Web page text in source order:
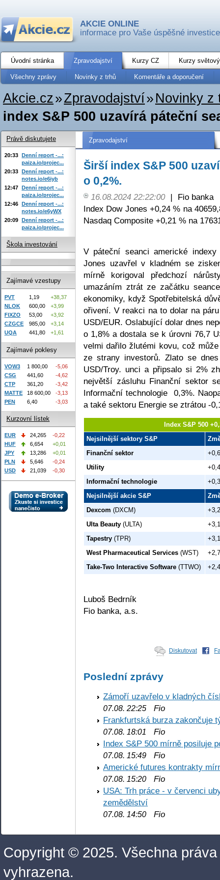
AKCIE ONLINE
informace pro Vaše úspěšné investice
Úvodní stránka Zpravodajství Kurzy CZ Kurzy
Všechny zprávy Novinky z trhů Komentáře a doporučení
Akcie.cz»Zpravodajství» Novinky z
index S&P 500 uzavírá páteční
Zpravodajství
Širší index S&P 500
o 0,2%.
16.08.2024 22:22:00 |
Fio banka
Index Dow Jones +0,24 % na
Nasdaq Composite +0,21 % na
V páteční seanci americké
Jones uzavřel v kladném se
mírně korigoval předchozí
umazáním ztrát ze začátku
ekonomiky, když Spotřebitelská
ořivení. V reakci na to dolar na
USD/EUR. Oslabující dolar dnes
o 1,8% a dostala se k úrovni 76,7
velmi dařilo žlutémi kovu, což
ze strany investorů. Zlato se
USD/Troy. unci a připsalo si 2%
největší zásluhu Finanční sektor
Informační technologie 0,3%.
a také sektoru Energie se ztrátou -
Index S&P 500
Nejsilnější sektory S&P
Finanční sektor
Utility
Informační technologie
Nejsilnější akcie S&P
Dexcom (DXCM)
Ulta Beauty (ULTA)
Tapestry (TPR)
West Pharmaceutical Services (WST)
Take-Two Interactive Software (TTWO)
Luboš Bedrník
Fio banka, a.s.
Diskutovat
Poslední zprávy
Zámoří uzavřelo v kladných
07.08. 22:25 Fio
Frankfurtská burza zakončuje
07.08. 18:01
Fio
Index S&P 500 mírně posiluje
07.08. 15:49 Fio
Americké futures kontrakty
07.08. 15:20 Fio
USA: Trh práce - v červenci
zemědělství
07.08. 14:50 Fio
Právě diskutujete
20:33 Denní report -...:
paiza.io/projec...
20:33 Denní report -...:
notes.io/e6iyb
12:47 Denní report -...:
paiza.io/projec...
12:46 Denní report -...:
notes.io/e6yWX
20:09 Denní report -...:
paiza.io/projec...
Škola investování
Zajímavé vzestupy
PVT 1,19
+38,37
NLOK
600,00
+3,99
FIXZO
53,00
+3,92
CZGCE
985,00
+3,14
UQA
441,80 +1,61
Zajímavé poklesy
VOW3 1 800,00
-5,06
CSG
441,60
-4,62
CTP
361,20
-3,42
MATTE
18 600,00
-3,13
PEN
6,40 -3,03
Kurzovní lístek
EUR 24,265
-0,22
HUF
6,654
+0,01
JPY
13,286
+0,01
PLN
5,646
-0,24
USD
21,039 -0,30
Copyright © 2025. Všechna práva
vyhrazena.